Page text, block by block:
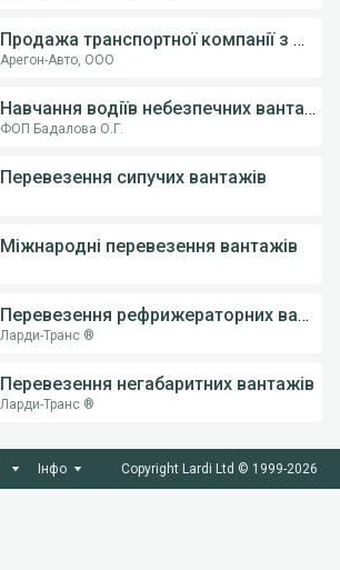
Продажа транспортної компанії з ПДВ та ліцензію на міжнародні перевезення небезпечних вантажів (ADR)
Арегон-Авто, ООО
Навчання водіїв небезпечних вантажів
ФОП Бадалова О.Г.
Перевезення сипучих вантажів
Міжнародні перевезення вантажів
Перевезення рефрижераторних вантажів
Ларди-Транс ®
Перевезення негабаритних вантажів
Ларди-Транс ®
Інфо Copyright Lardi Ltd © 1999-2026